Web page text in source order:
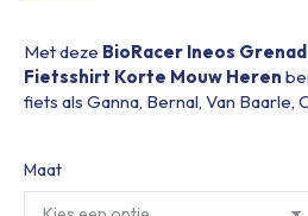
€79.95.€30.00.
Met deze BioRacer Ineos
Fietsshirt Korte Mouw Heren
fiets als Ganna, Bernal, Van Baarle,
Maat